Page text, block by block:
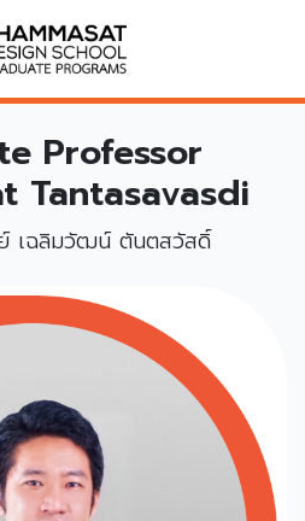
Professor
Tantasavasdi
ย์ เฉลิมวัฒน์ ตันตสวัสดิ์